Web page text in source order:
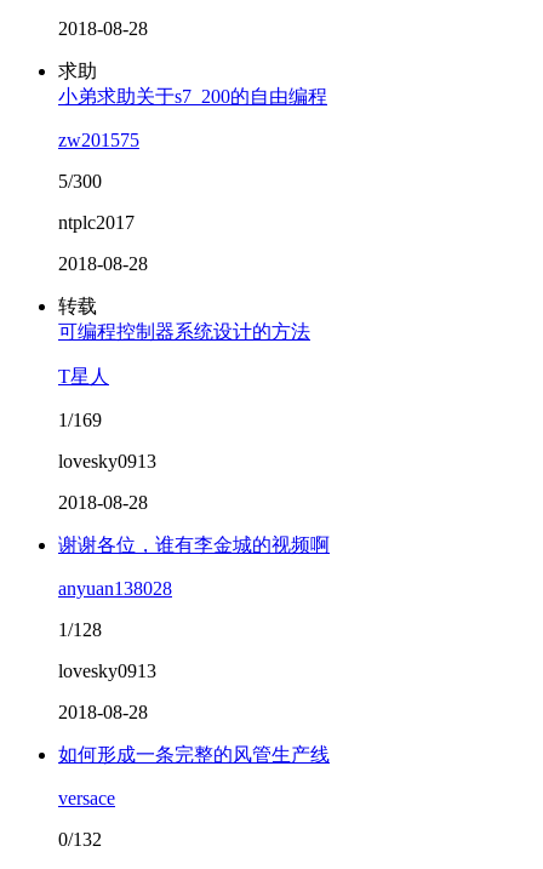
2018-08-28
求助
小弟求助关于s7_200的自由编程
zw201575
5/300
ntplc2017
2018-08-28
转载
可编程控制器系统设计的方法
T星人
1/169
lovesky0913
2018-08-28
谢谢各位，谁有李金城的视频啊
anyuan138028
1/128
lovesky0913
2018-08-28
如何形成一条完整的风管生产线
versace
0/132